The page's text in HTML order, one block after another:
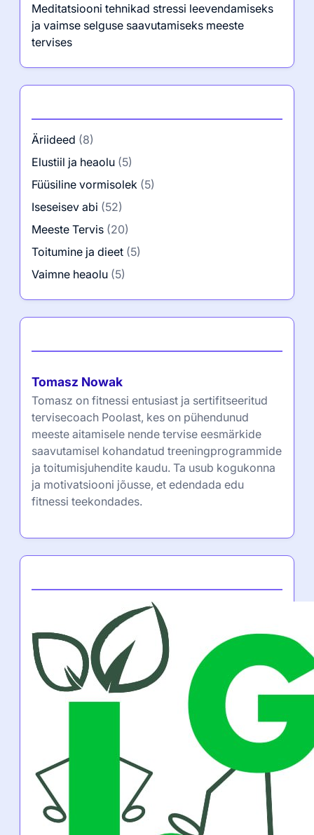
Meditatsiooni tehnikad stressi leevendamiseks
ja vaimse selguse saavutamiseks meeste
tervises
Äriideed (8)
Elustiil ja heaolu (5)
Füüsiline vormisolek (5)
Iseseisev abi (52)
Meeste Tervis (20)
Toitumine ja dieet (5)
Vaimne heaolu (5)
Tomasz Nowak
Tomasz on fitnessi entusiast ja sertifitseeritud
tervisecoach Poolast, kes on pühendunud
meeste aitamisele nende tervise eesmärkide
saavutamisel kohandatud treeningprogrammide
ja toitumisjuhendite kaudu. Ta usub kogukonna
ja motivatsiooni jõusse, et edendada edu
fitnessi teekondades.